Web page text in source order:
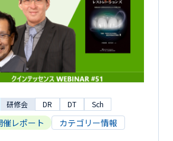
研修会 DR DT Sch
催レポート カテゴリー情報